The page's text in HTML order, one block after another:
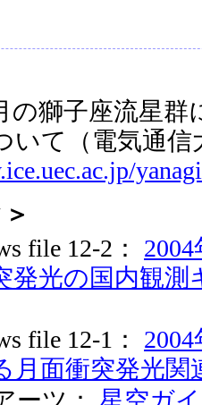
の獅子座流星
いて（電気通信
file 12-2：
発光の国内観
file 12-1：
月面衝突発光関